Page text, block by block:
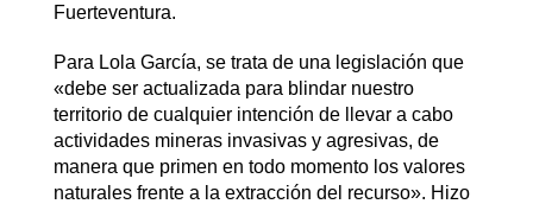
Fuerteventura.
Para Lola García, se trata de una legislación que
«debe ser actualizada para blindar nuestro
territorio de cualquier intención de llevar a cabo
actividades mineras invasivas y agresivas, de
manera que primen en todo momento los valores
naturales frente a la extracción del recurso». Hizo